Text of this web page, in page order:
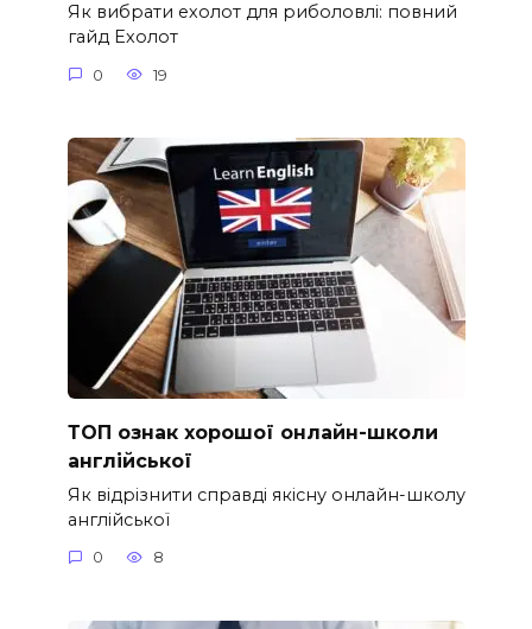
Як вибрати ехолот для риболовлі: повний
гайд Ехолот
0 19
ТОП ознак хорошої онлайн-школи
англійської
Як відрізнити справді якісну онлайн-школу
англійської
0 8